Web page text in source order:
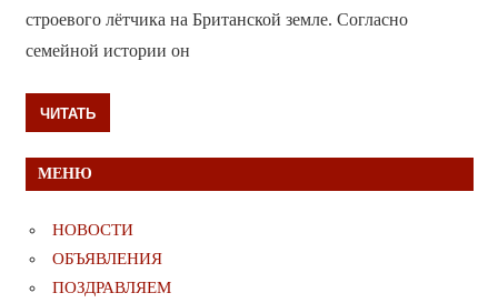
строевого лётчика на Британской земле. Согласно
семейной истории он
ЧИТАТЬ
МЕНЮ
НОВОСТИ
ОБЪЯВЛЕНИЯ
ПОЗДРАВЛЯЕМ